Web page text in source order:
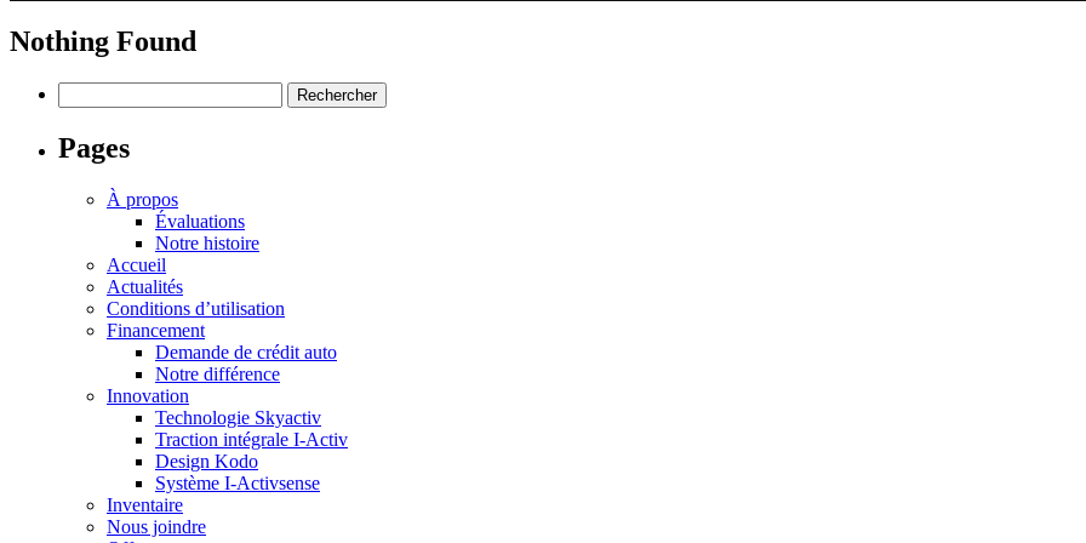
Nothing Found
Pages
À propos
Évaluations
Notre histoire
Accueil
Actualités
Conditions d’utilisation
Financement
Demande de crédit auto
Notre différence
Innovation
Technologie Skyactiv
Traction intégrale I-Activ
Design Kodo
Système I-Activsense
Inventaire
Nous joindre